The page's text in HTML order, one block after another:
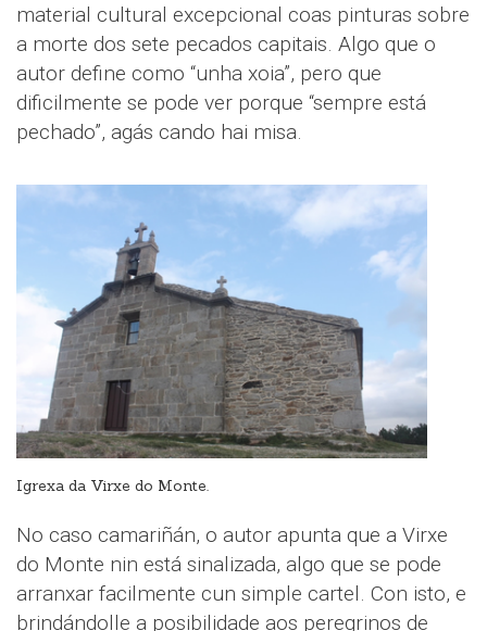
material cultural excepcional coas pinturas sobre
a morte dos sete pecados capitais. Algo que o
autor define como “unha xoia”, pero que
dificilmente se pode ver porque “sempre está
pechado”, agás cando hai misa.
Igrexa da Virxe do Monte.
No caso camariñán, o autor apunta que a Virxe
do Monte nin está sinalizada, algo que se pode
arranxar facilmente cun simple cartel. Con isto, e
brindándolle a posibilidade aos peregrinos de